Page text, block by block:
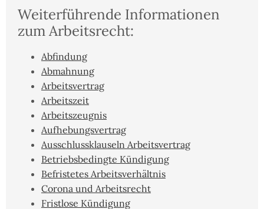
Weiterführende Informationen
zum Arbeitsrecht:
Abfindung
Abmahnung
Arbeitsvertrag
Arbeitszeit
Arbeitszeugnis
Aufhebungsvertrag
Ausschlussklauseln Arbeitsvertrag
Betriebsbedingte Kündigung
Befristetes Arbeitsverhältnis
Corona und Arbeitsrecht
Fristlose Kündigung